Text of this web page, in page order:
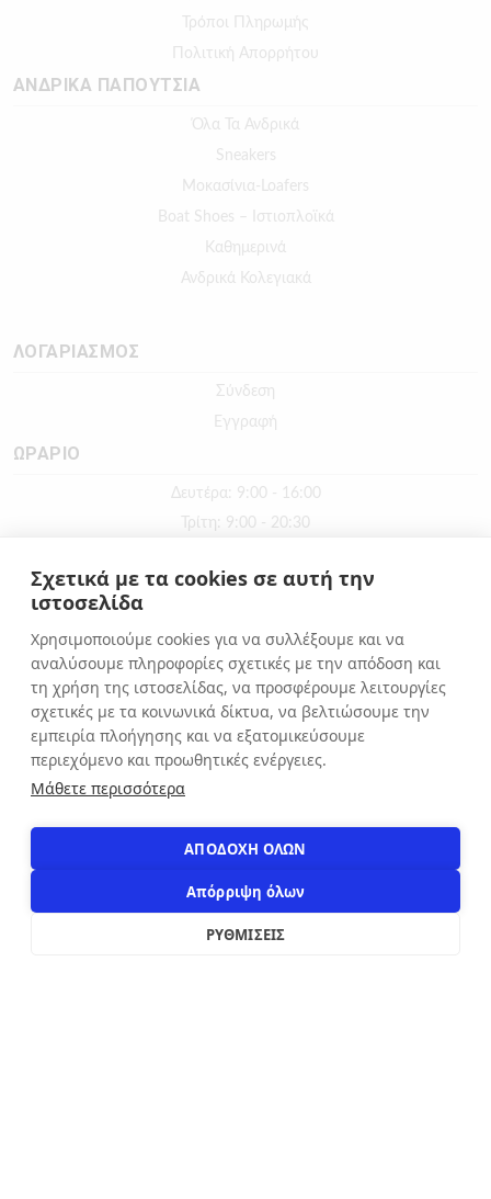
Τρόποι Πληρωμής
Πολιτική Απορρήτου
ΑΝΔΡΙΚΑ ΠΑΠΟΥΤΣΙΑ
Όλα Τα Ανδρικά
Sneakers
Μοκασίνια-Loafers
Boat Shoes – Ιστιοπλοϊκά
Καθημερινά
Ανδρικά Κολεγιακά
ΛΟΓΑΡΙΑΣΜΟΣ
Σύνδεση
Εγγραφή
ΩΡΑΡΙΟ
Δευτέρα: 9:00 - 16:00
Τρίτη: 9:00 - 20:30
Πέμπτη: 9:00 - 20:30
Σάββατο: 9:00 - 16:00
Κυριακή: ΚΛΕΙΣΤΑ
ΕΠΙΚΟΙΝΩΝΙΑ
Σχετικά με τα cookies σε αυτή την
ιστοσελίδα
Χρησιμοποιούμε cookies για να συλλέξουμε και να
αναλύσουμε πληροφορίες σχετικές με την απόδοση και
τη χρήση της ιστοσελίδας, να προσφέρουμε λειτουργίες
σχετικές με τα κοινωνικά δίκτυα, να βελτιώσουμε την
εμπειρία πλοήγησης και να εξατομικεύσουμε
περιεχόμενο και προωθητικές ενέργειες.
Μάθετε περισσότερα
ΑΠΟΔΟΧΗ ΟΛΩΝ
Απόρριψη όλων
ΡΥΘΜΙΣΕΙΣ